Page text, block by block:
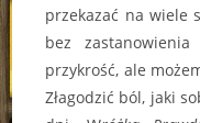
przekazać na wiele
bez
przykrość, ale
Złagodzić ból, jaki